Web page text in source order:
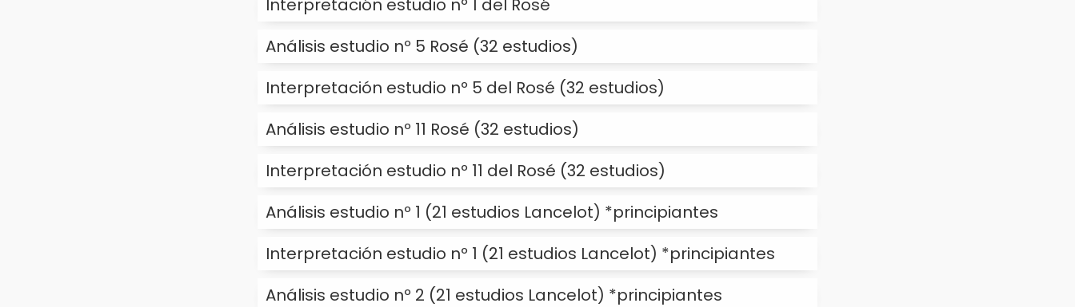
Interpretación estudio nº 1 del Rosé
Análisis estudio nº 5 Rosé (32 estudios)
Interpretación estudio nº 5 del Rosé (32 estudios)
Análisis estudio nº 11 Rosé (32 estudios)
Interpretación estudio nº 11 del Rosé (32 estudios)
Análisis estudio nº 1 (21 estudios Lancelot) *principiantes
Interpretación estudio nº 1 (21 estudios Lancelot) *principiantes
Análisis estudio nº 2 (21 estudios Lancelot) *principiantes